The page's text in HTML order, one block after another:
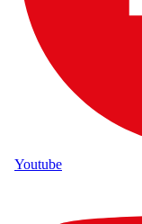
Youtube